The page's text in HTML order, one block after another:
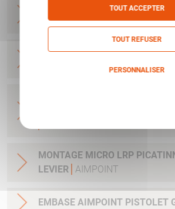
BASE MICRO DRILLING AVEC
H1&H2&ACRO AIMPOINT
BASE MICRO BLASER R93 ET
AIMPOINT
MONTAGE MICRO LRP
LEVIER AIMPOINT
EMBASE AIMPOINT PISTOLET
TOUT ACCEPTER
TOUT REFUSER
PERSONNALISER